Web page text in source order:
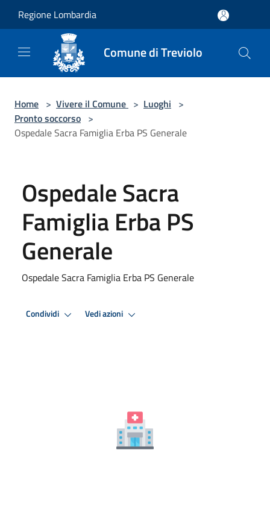
Regione Lombardia
Comune di Treviolo
Home > Vivere il Comune > Luoghi >
Pronto soccorso >
Ospedale Sacra Famiglia Erba PS Generale
Ospedale Sacra
Famiglia Erba PS
Generale
Ospedale Sacra Famiglia Erba PS Generale
Condividi Vedi azioni